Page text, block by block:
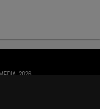
2026